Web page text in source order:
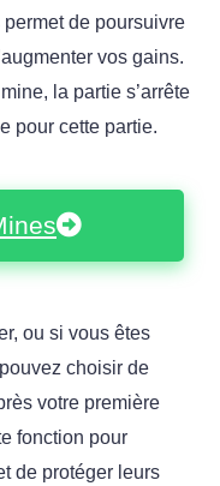
de poursuivre
vos gains.
la partie s’arrête
pour cette partie.
ou si vous êtes
choisir de
votre première
fonction pour
de protéger leurs